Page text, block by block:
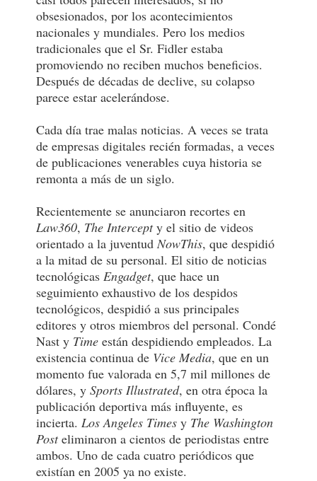
obsesionados, por los acontecimientos
nacionales y mundiales. Pero los medios
tradicionales que el Sr. Fidler estaba
promoviendo no reciben muchos beneficios.
Después de décadas de declive, su colapso
parece estar acelerándose.
Cada día trae malas noticias. A veces se trata
de empresas digitales recién formadas, a veces
de publicaciones venerables cuya historia se
remonta a más de un siglo.
Recientemente se anunciaron recortes en
Law360, The Intercepty el sitio de videos
orientado a la juventudNowThis, que despidió
a la mitad de su personal. El sitio de noticias
tecnológicas Engadget, que hace un
seguimiento exhaustivo de los despidos
tecnológicos, despidió a sus principales
editores y otros miembros del personal. Condé
Nast y Time están despidiendo empleados. La
existencia continua de Vice Media, que en un
momento fue valorada en 5,7 mil millones de
dólares, y Sports Illustrated, en otra época la
publicación deportiva más influyente, es
incierta. Los Angeles Times y The Washington
Posteliminaron a cientos de periodistas entre
ambos. Uno de cada cuatro periódicos que
existían en 2005 ya no existe.